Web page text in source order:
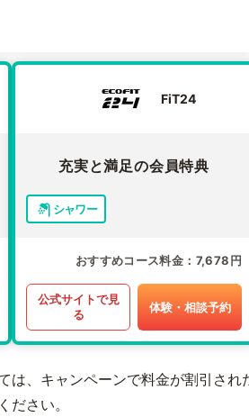
FiT24
充実と満足の会員特典
シャワー
おすすめコース料金 7,678円
公式サイトで見
る
体験・相談予約
は、キャンペーンで料金が割引され
さい。